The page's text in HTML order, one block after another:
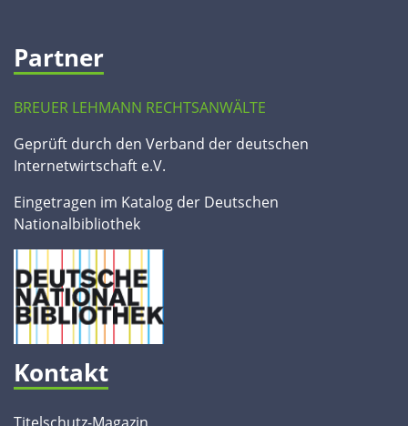
Partner
BREUER LEHMANN RECHTSANWÄLTE
Geprüft durch den Verband der deutschen
Internetwirtschaft e.V.
Eingetragen im Katalog der Deutschen
Nationalbibliothek
Kontakt